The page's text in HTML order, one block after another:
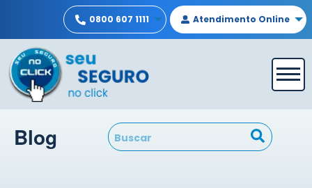
0800 607 1111 Atendimento Online
Blog